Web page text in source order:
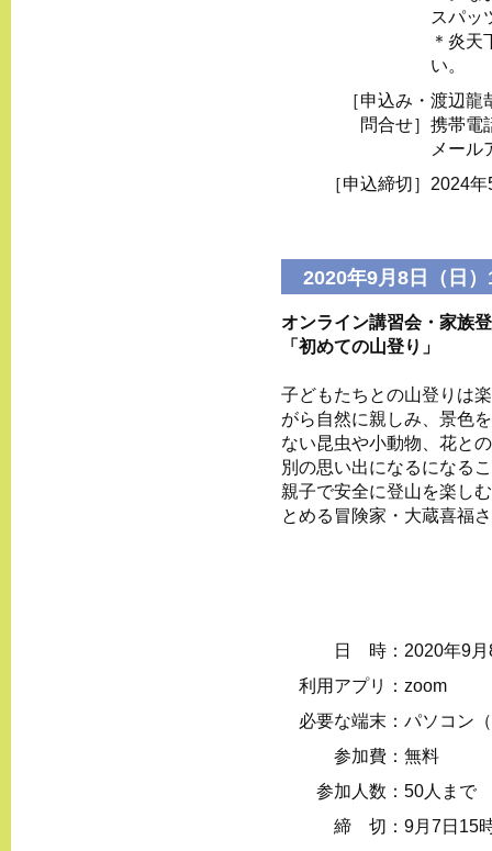
スパッ
＊炎
い。
［申込み・
問合せ］
渡辺龍
携帯電
メール
［申込締切］ 2024
2020年9月8日（日
オンライン講習会・家族
「初めての山登り」
子どもたちとの山登りは
がら自然に親しみ、景色
ない昆虫や小動物、花と
別の思い出になるになる
親子で安全に登山を楽し
とめる冒険家・大蔵喜福
日 時： 2020年9
利用アプリ： zoom
必要な端末： パソコン
参加費： 無料
参加人数： 50人まで
締 切： 9月7日15